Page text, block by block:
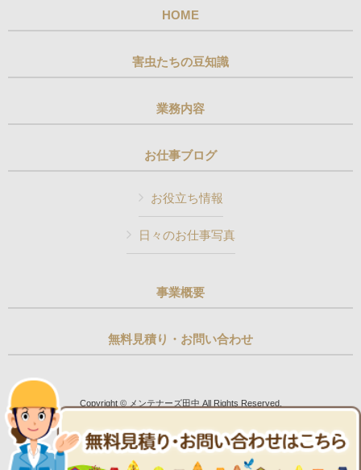
HOME
害虫たちの豆知識
業務内容
お仕事ブログ
お役立ち情報
日々のお仕事写真
事業概要
無料見積り・お問い合わせ
Copyright © メンテナーズ田中 All Rights Reserved.